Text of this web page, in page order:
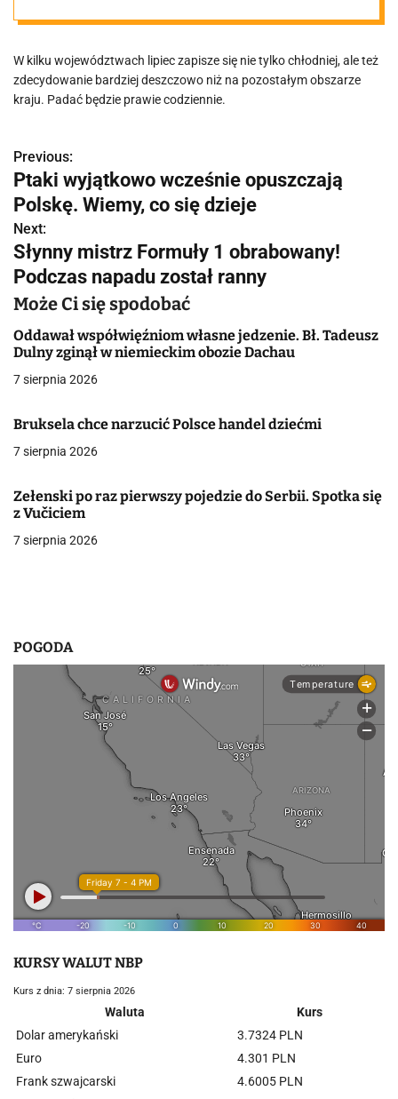
tygodnie.
Zmarnowany
W kilku województwach lipiec zapisze się nie tylko chłodniej, ale też
zdecydowanie bardziej deszczowo niż na pozostałym obszarze
kraju. Padać będzie prawie codziennie.
N
a
w
i
g
a
c
a
p
i
Previous:
Ptaki wyjątkowo wcześnie opuszczają
Polskę. Wiemy, co się dzieje
Next:
Słynny mistrz Formuły 1 obrabowany!
Podczas napadu został ranny
Może Ci się spodobać
Oddawał współwięźniom własne jedzenie. Bł. Tadeusz
Dulny zginął w niemieckim obozie Dachau
7 sierpnia 2026
Bruksela chce narzucić Polsce handel dziećmi
7 sierpnia 2026
Zełenski po raz pierwszy pojedzie do Serbii. Spotka się
z Vučiciem
7 sierpnia 2026
POGODA
KURSY WALUT NBP
Kurs z dnia: 7 sierpnia 2026
Waluta
Kurs
Dolar amerykański
3.7324 PLN
Euro
4.301 PLN
Frank szwajcarski
4.6005 PLN